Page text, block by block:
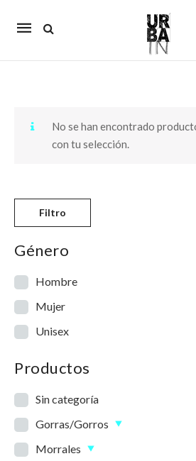
Mobile
No se han encontrado
con tu selección.
Filtro
Género
Hombre
Mujer
Unisex
Productos
Sin categoría
Gorras/Gorros
Morrales